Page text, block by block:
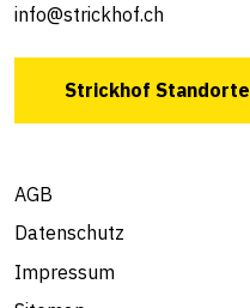
info@strickhof.ch
Strickhof Standorte
AGB
Datenschutz
Impressum